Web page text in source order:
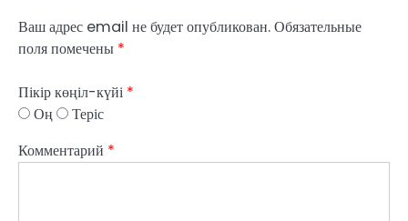
Ваш адрес email не будет опубликован.Обязательные
поля помечены *
Пікір көңіл-күйі *
Оң
Теріс
Комментарий *